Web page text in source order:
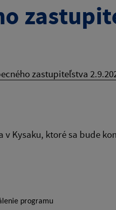
zastupiteľstva
v Kysaku, ktoré sa bude
programu